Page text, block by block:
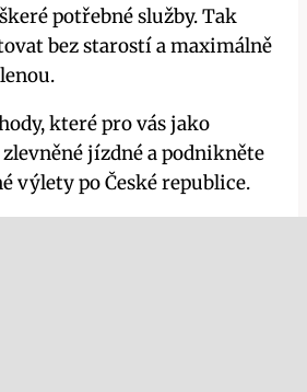
potřebné služby. Tak
bez starostí a maximálně
které pro vás jako
jízdné a podnikněte
výlety po České republice.